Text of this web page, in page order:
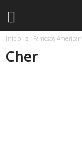
Inicio Famosos
Cher